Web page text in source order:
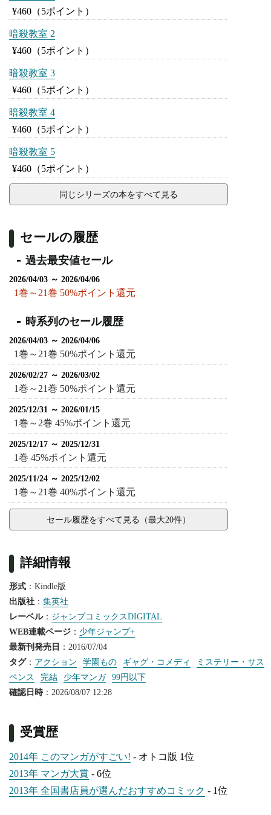
¥460 （5ポイント）
暗殺教室 2
¥460 （5ポイント）
暗殺教室 3
¥460 （5ポイント）
暗殺教室 4
¥460 （5ポイント）
暗殺教室 5
¥460 （5ポイント）
同じシリーズの本をすべて見る
セールの履歴
過去最安値セール
2026/04/03 ～ 2026/04/06
1巻～21巻 50%ポイント還元
時系列のセール履歴
2026/04/03 ～ 2026/04/06
1巻～21巻 50%ポイント還元
2026/02/27 ～ 2026/03/02
1巻～21巻 50%ポイント還元
2025/12/31 ～ 2026/01/15
1巻～2巻 45%ポイント還元
2025/12/17 ～ 2025/12/31
1巻 45%ポイント還元
2025/11/24 ～ 2025/12/02
1巻～21巻 40%ポイント還元
セール履歴をすべて見る（最大20件）
詳細情報
形式 ：Kindle版
出版社 ： 集英社
レーベル： ジャンプコミックスDIGITAL
WEB連載ページ ： 少年ジャンプ+
最新刊発売日 ：2016/07/04
タグ： アクション 学園もの ギャグ・コメディ
ミステリー・サス
ペンス
完結 少年マンガ
99円以下
確認日時：2026/08/07 12:28
受賞歴
2014年 このマンガがすごい! - オトコ版 1位
2013年 マンガ大賞 - 6位
2013年 全国書店員が選んだおすすめコミック - 1位